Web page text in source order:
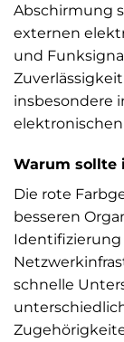
Abschirmung
externen
und
insbesondere
elektronischen
Warum sollte
Die rote
besseren
schnelle